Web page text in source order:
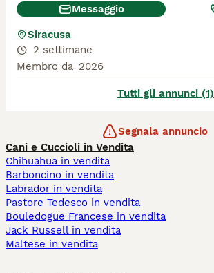
Messaggio
Siracusa
2 settimane
Membro da 2026
Tutti gli annunci (1)
Segnala annuncio
Cani e Cuccioli in Vendita
Chihuahua in vendita
Barboncino in vendita
Labrador in vendita
Pastore Tedesco in vendita
Bouledogue Francese in vendita
Jack Russell in vendita
Maltese in vendita